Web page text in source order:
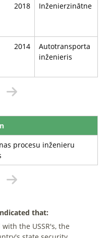
2018 Inženierzinātne
2014
Autotransporta
inženieris
procesu inženieru
that:
the USSR's, the